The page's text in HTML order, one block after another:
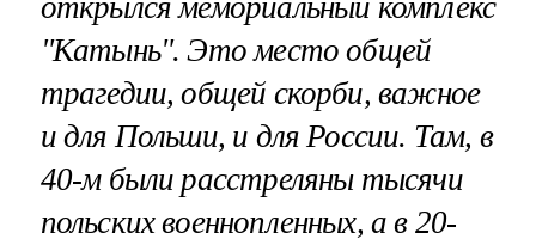
"Катынь". Это место общей
трагедии, общей скорби, важное
и для Польши, и для России. Там, в
40-м были расстреляны тысячи
польских военнопленных, а в 20-